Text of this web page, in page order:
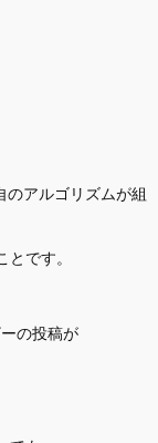
のアルゴリズムが組
です。
の投稿が